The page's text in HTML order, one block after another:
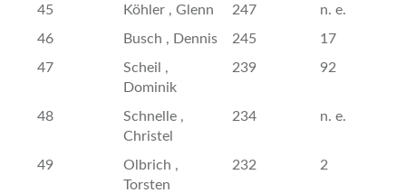
45 Köhler , Glenn 247
n. e.
46
Busch , Dennis 245
17
47
Scheil ,
Dominik
239 92
48
Schnelle ,
Christel
234 n. e.
49
Olbrich ,
Torsten
232 2